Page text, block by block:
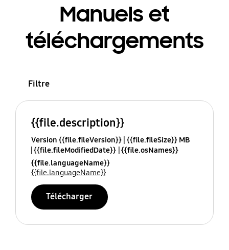
Manuels et
téléchargements
Filtre
{{file.description}}
Version {{file.fileVersion}} {{file.fileSize}} MB
{{file.fileModifiedDate}} {{file.osNames}}
{{file.languageName}}
{{file.languageName}}
Télécharger